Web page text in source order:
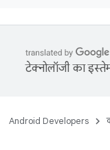
टेक्नोलॉजी का
Android Developers